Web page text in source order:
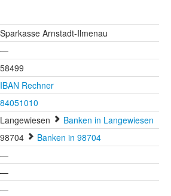
Sparkasse Arnstadt-Ilmenau
—
58499
IBAN Rechner
84051010
Langewiesen
Banken in Langewiesen
98704
Banken in 98704
—
—
—